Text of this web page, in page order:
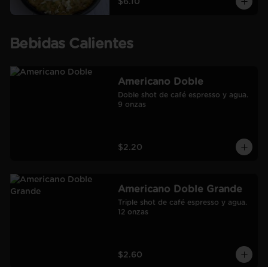
$6.10
Bebidas Calientes
Americano Doble
Doble shot de café espresso y agua.
9 onzas
$2.20
Americano Doble Grande
Triple shot de café espresso y agua.
12 onzas
$2.60